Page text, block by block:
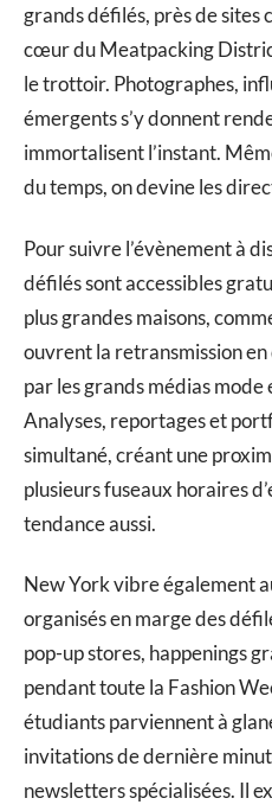
grands défilés, près de sites
cœur du Meatpacking
le trottoir. Photographes,
émergents s’y donnent
immortalisent l’instant.
du temps, on devine les
Pour suivre l’évènement à
défilés sont accessibles
plus grandes maisons,
ouvrent la retransmission
par les grands médias
Analyses, reportages et
simultané, créant une
plusieurs fuseaux horaires
tendance aussi.
New York vibre également
organisés en marge des
pop-up stores, happenings
pendant toute la Fashion
étudiants parviennent à
invitations de dernière
newsletters spécialisées. Il